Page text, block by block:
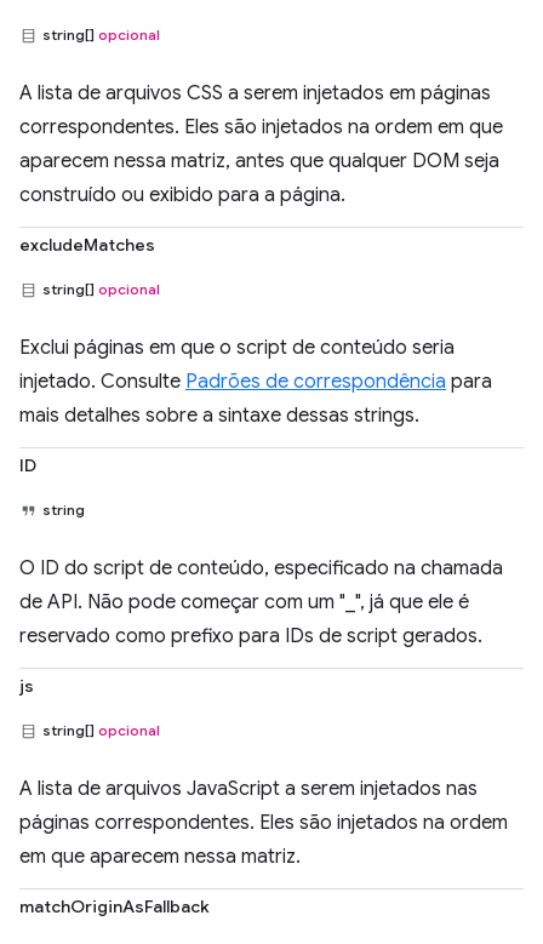
string[] opcional
A lista de arquivos CSS a serem injetados em páginas
correspondentes. Eles são injetados na ordem em que
aparecem nessa matriz, antes que qualquer DOM seja
construído ou exibido para a página.
excludeMatches
string[] opcional
Exclui páginas em que o script de conteúdo seria
injetado. Consulte Padrões de correspondência para
mais detalhes sobre a sintaxe dessas strings.
ID
string
O ID do script de conteúdo, especificado na chamada
de API. Não pode começar com um "_", já que ele é
reservado como prefixo para IDs de script gerados.
js
string[] opcional
A lista de arquivos JavaScript a serem injetados nas
páginas correspondentes. Eles são injetados na ordem
em que aparecem nessa matriz.
matchOriginAsFallback